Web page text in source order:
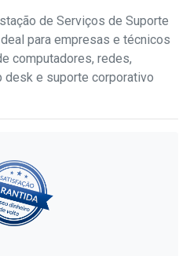
de Serviços de Suporte
para empresas e técnicos
computadores, redes,
desk e suporte corporativo